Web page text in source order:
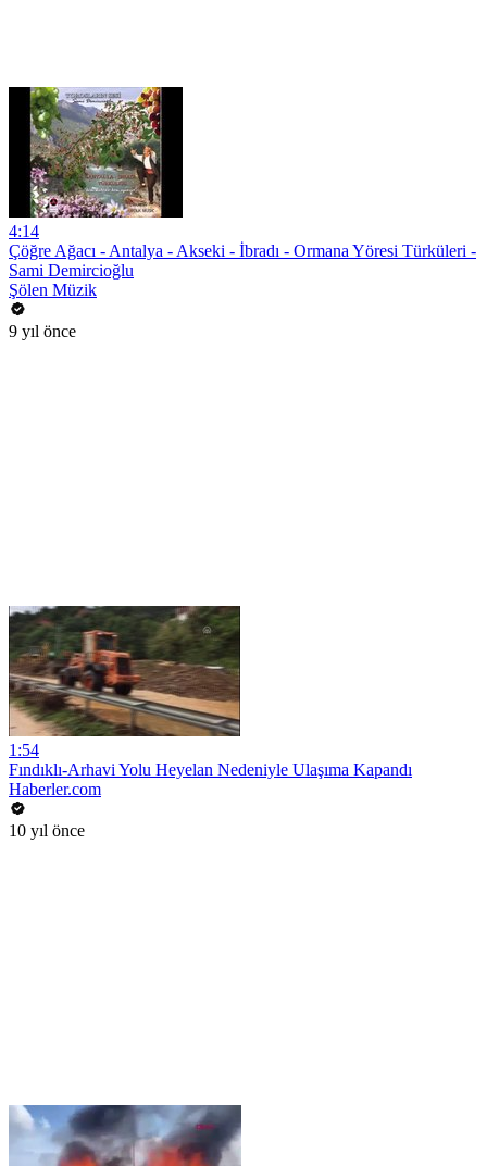
4:14
Çöğre Ağacı - Antalya - Akseki - İbradı - Ormana Yöresi Türküleri -
Sami Demircioğlu
Şölen Müzik
9 yıl önce
1:54
Fındıklı-Arhavi Yolu Heyelan Nedeniyle Ulaşıma Kapandı
Haberler.com
10 yıl önce